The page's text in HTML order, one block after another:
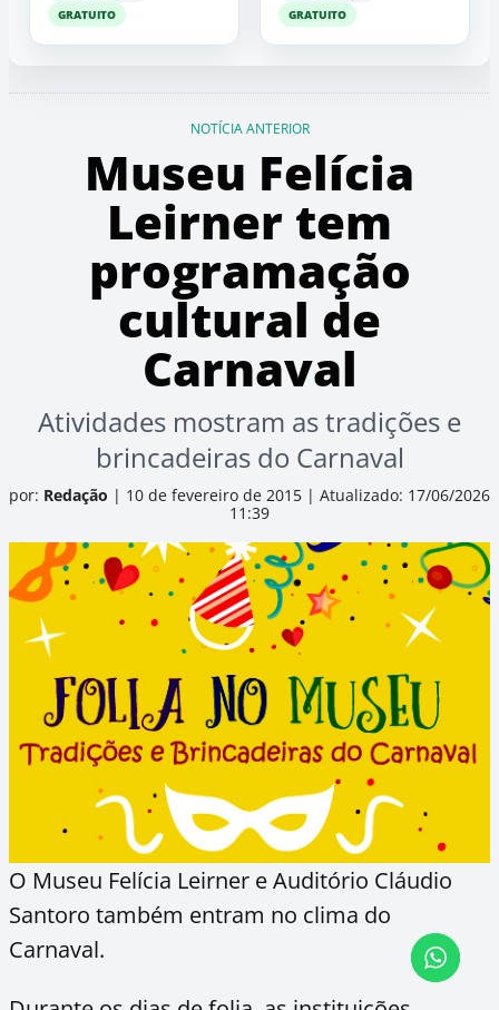
GRATUITO
GRATUITO
NOTÍCIA ANTERIOR
Museu Felícia
Leirner tem
programação
cultural de
Carnaval
Atividades mostram as tradições e
brincadeiras do Carnaval
por: Redação | 10 de fevereiro de 2015 | Atualizado: 17/06/2026
11:39
O Museu Felícia Leirner e Auditório Cláudio
Santoro também entram no clima do
Carnaval.